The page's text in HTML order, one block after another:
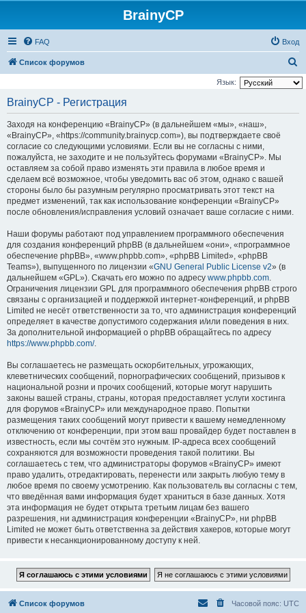
BrainyCP
FAQ Вход
Список форумов
о
Язык:
BrainyCP - Регистрация
Заходя на конференцию «BrainyCP» (в дальнейшем «мы», «наш»,
«BrainyCP», «https://community.brainycp.com»), вы подтверждаете своё
согласие со следующими условиями. Если вы не согласны с ними,
пожалуйста, не заходите и не пользуйтесь форумами «BrainyCP». Мы
оставляем за собой право изменять эти правила в любое время и
сделаем всё возможное, чтобы уведомить вас об этом, однако с вашей
стороны было бы разумным регулярно просматривать этот текст на
предмет изменений, так как использование конференции «BrainyCP»
после обновления/исправления условий означает ваше согласие с ними.
Наши форумы работают под управлением программного обеспечения
для создания конференций phpBB (в дальнейшем «они», «программное
обеспечение phpBB», «www.phpbb.com», «phpBB Limited», «phpBB
Teams»), выпущенного по лицензии «GNU General Public License v2» (в
дальнейшем «GPL»). Скачать его можно по адресу www.phpbb.com.
Ограничения лицензии GPL для программного обеспечения phpBB строго
связаны с организацией и поддержкой интернет-конференций, и phpBB
Limited не несёт ответственности за то, что администрация конференций
определяет в качестве допустимого содержания и/или поведения в них.
За дополнительной информацией о phpBB обращайтесь по адресу
https://www.phpbb.com/.
Вы соглашаетесь не размещать оскорбительных, угрожающих,
клеветнических сообщений, порнографических сообщений, призывов к
национальной розни и прочих сообщений, которые могут нарушить
законы вашей страны, страны, которая предоставляет услуги хостинга
для форумов «BrainyCP» или международное право. Попытки
размещения таких сообщений могут привести к вашему немедленному
отключению от конференции, при этом ваш провайдер будет поставлен в
известность, если мы сочтём это нужным. IP-адреса всех сообщений
сохраняются для возможности проведения такой политики. Вы
соглашаетесь с тем, что администраторы форумов «BrainyCP» имеют
право удалить, отредактировать, перенести или закрыть любую тему в
любое время по своему усмотрению. Как пользователь вы согласны с тем,
что введённая вами информация будет храниться в базе данных. Хотя
эта информация не будет открыта третьим лицам без вашего
разрешения, ни администрация конференции «BrainyCP», ни phpBB
Limited не может быть ответственна за действия хакеров, которые могут
привести к несанкционированному доступу к ней.
Список форумов Часовой пояс: UTC